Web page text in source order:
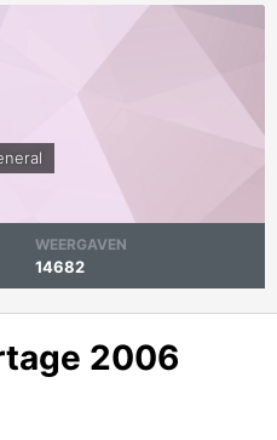
WEERGAVEN
14682
2006